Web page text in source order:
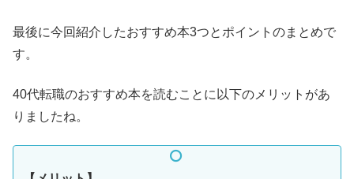
最後に今回紹介したおすすめ本3つとポイントのまとめで
す。
40代転職のおすすめ本を読むことに以下のメリットがあ
りましたね。